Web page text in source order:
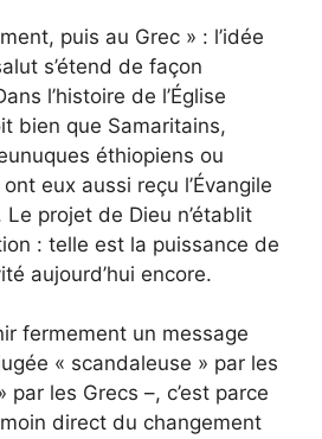
puis au Grec » : l’idée
s’étend de façon
l’histoire de l’Église
bien que Samaritains,
éthiopiens ou
eux aussi reçu l’Évangile
Le projet de Dieu n’établit
: telle est la puissance de
aujourd’hui encore.
fermement un message
« scandaleuse » par les
les Grecs –, c’est parce
direct du changement